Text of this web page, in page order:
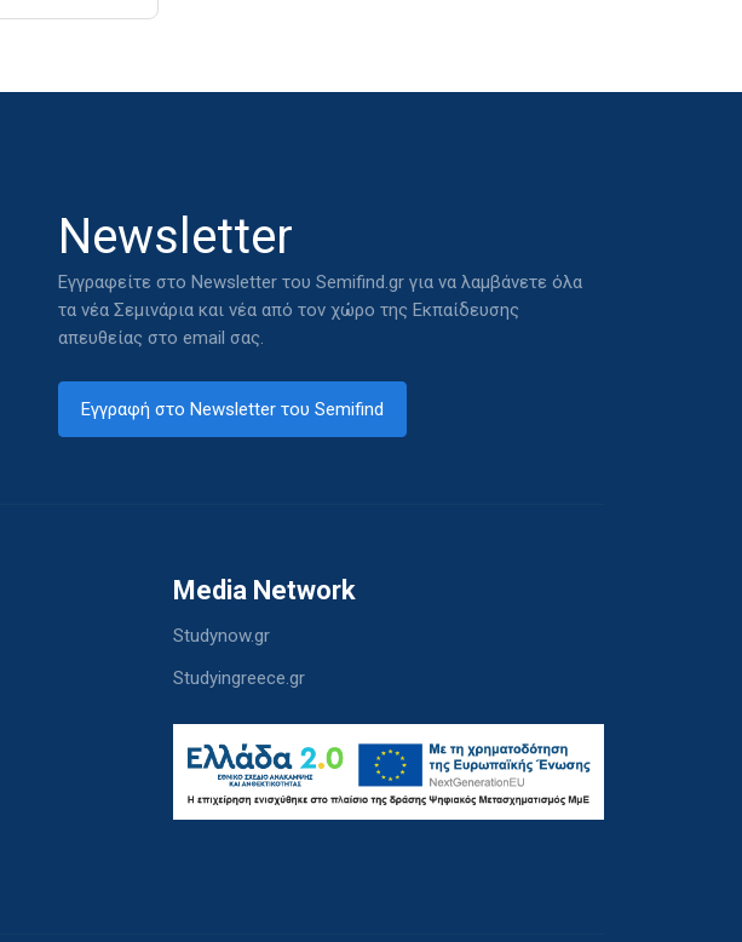
Newsletter
Εγγραφείτε στο Newsletter του Semifind.gr για να λαμβάνετε όλα
τα νέα Σεμινάρια και νέα από τον χώρο της Εκπαίδευσης
απευθείας στο email σας.
Εγγραφή στο Newsletter του Semifind
Media Network
Studynow.gr
Studyingreece.gr